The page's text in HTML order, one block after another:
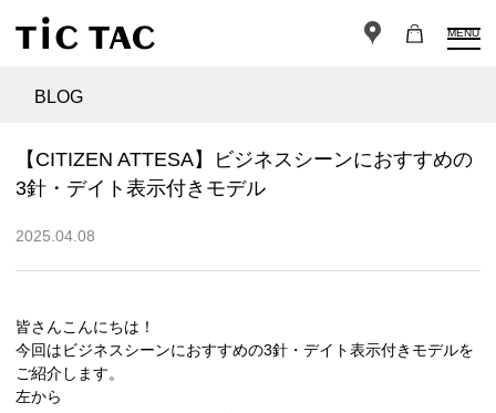
MENU
BLOG
【CITIZEN ATTESA】ビジネスシーンにおすすめの
3針・デイト表示付きモデル
2025.04.08
皆さんこんにちは！
今回はビジネスシーンにおすすめの3針・デイト表示付きモデルを
ご紹介します。
左から